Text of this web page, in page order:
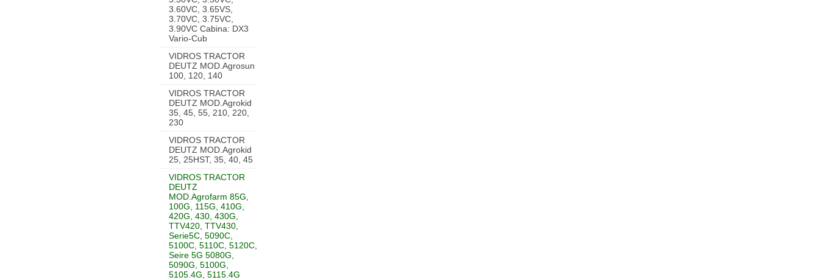
3.60VC, 3.65VS,
3.70VC, 3.75VC,
3.90VC Cabina: DX3
Vario-Cub
VIDROS TRACTOR
DEUTZ MOD.Agrosun
100, 120, 140
VIDROS TRACTOR
DEUTZ MOD.Agrokid
35, 45, 55, 210, 220,
230
VIDROS TRACTOR
DEUTZ MOD.Agrokid
25, 25HST, 35, 40, 45
VIDROS TRACTOR
DEUTZ
MOD.Agrofarm 85G,
100G, 115G, 410G,
420G, 430, 430G,
TTV420, TTV430,
Serie5C, 5090C,
5100C, 5110C, 5120C,
Seire 5G 5080G,
5090G, 5100G,
5105.4G, 5115.4G